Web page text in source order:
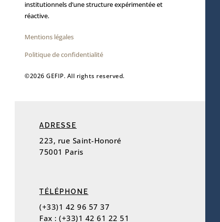
institutionnels d’une structure expérimentée et
réactive.
Mentions légales
Politique de confidentialité
©2026 GEFIP. All rights reserved.
ADRESSE
223, rue Saint-Honoré
75001 Paris
TÉLÉPHONE
(+33)1 42 96 57 37
Fax : (+33)1 42 61 22 51